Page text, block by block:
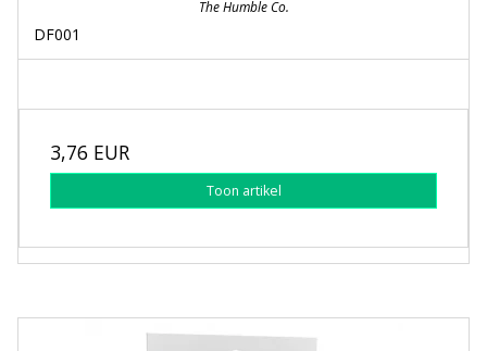
The Humble Co.
DF001
3,76 EUR
Toon artikel